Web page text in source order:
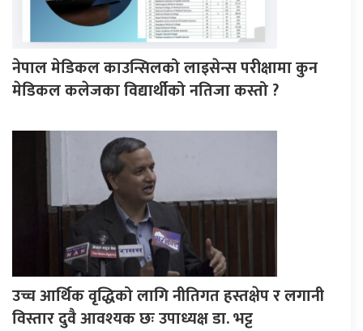
नेपाल मेडिकल काउन्सिलको लाइसेन्स परीक्षामा कुन
मेडिकल कलेजका विद्यार्थीको नतिजा कस्तो ?
उच्च आर्थिक वृद्धिको लागि नीतिगत हस्तक्षेप र लगानी
विस्तार दुवै आवश्यक छः उपाध्यक्ष डा. भट्ट